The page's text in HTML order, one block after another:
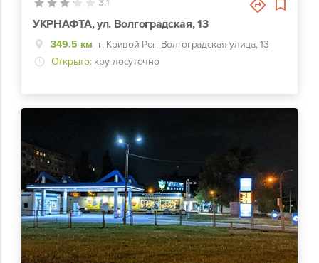
3.1
УКРНАФТА, ул. Волгоградская, 13
349.5 км г. Кривой Рог, Волгоградская улица, 13
Открыто: круглосуточно